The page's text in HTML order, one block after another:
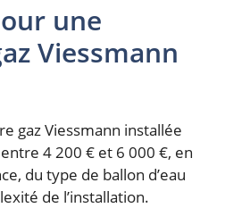
une
Viessmann
gaz Viessmann installée
4 200 € et 6 000 €, en
du type de ballon d’eau
de l’installation.